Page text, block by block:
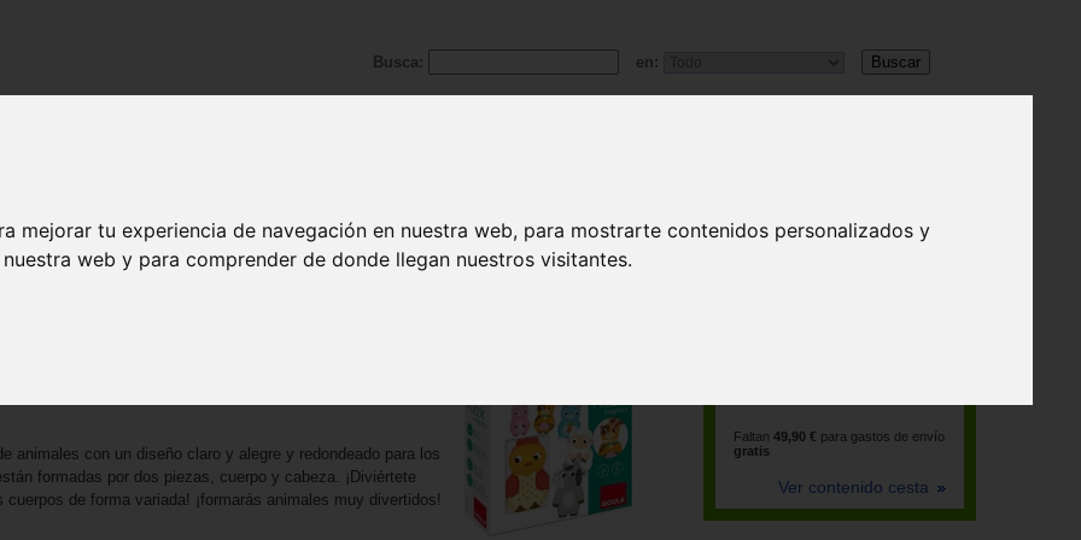
mejorar tu experiencia de navegación en nuestra web, para mostrarte contenidos personalizados y
web y para comprender de donde llegan nuestros visitantes.
Busca: en:
animales con un diseño claro y alegre y redondeado para los
formadas por dos piezas, cuerpo y cabeza. ¡Diviértete
de forma variada! ¡formarás animales muy divertidos!
Faltan 49,90 € para gastos de envío
gratis
Ver contenido cesta